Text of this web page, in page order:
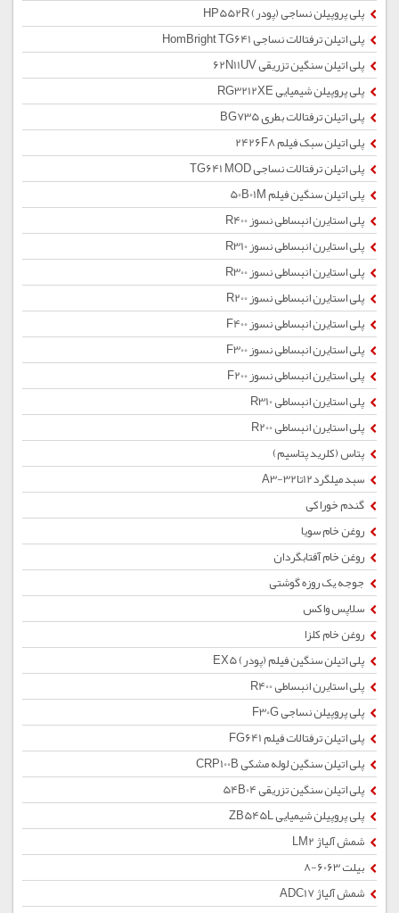
پلی پروپیلن نساجی (پودر) HP552R
پلی اتیلن ترفتالات نساجی HomBright TG641
پلی اتیلن سنگین تزریقی 62N11UV
پلی پروپیلن شیمیایی RG3212XE
پلی اتیلن ترفتالات بطری BG735
پلی اتیلن سبک فیلم 2426F8
پلی اتیلن ترفتالات نساجی TG641 MOD
پلی اتیلن سنگین فیلم 50B01M
پلی استایرن انبساطی نسوز R400
پلی استایرن انبساطی نسوز R310
پلی استایرن انبساطی نسوز R300
پلی استایرن انبساطی نسوز R200
پلی استایرن انبساطی نسوز F400
پلی استایرن انبساطی نسوز F300
پلی استایرن انبساطی نسوز F200
پلی استایرن انبساطی R310
پلی استایرن انبساطی R200
پتاس (کلرید پتاسیم)
سبد میلگرد12تا32-A3
گندم خوراکی
روغن خام سویا
روغن خام آفتابگردان
جوجه یک روزه گوشتی
سلاپس واکس
روغن خام کلزا
پلی اتیلن سنگین فیلم (پودر) EX5
پلی استایرن انبساطی R400
پلی پروپیلن نساجی F30G
پلی اتیلن ترفتالات فیلم FG641
پلی اتیلن سنگین لوله مشکی CRP100B
پلی اتیلن سنگین تزریقی 54B04
پلی پروپیلن شیمیایی ZB545L
شمش آلیاژ LM2
بیلت 6063-8
شمش آلیاژ ADC17